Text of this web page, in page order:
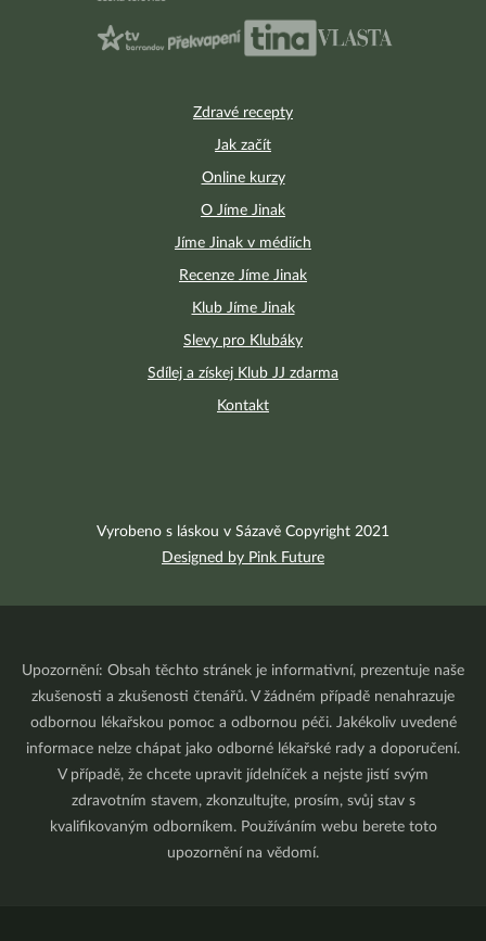
Zdravé recepty
Jak začít
Online kurzy
O Jíme Jinak
Jíme Jinak v médiích
Recenze Jíme Jinak
Klub Jíme Jinak
Slevy pro Klubáky
Sdílej a získej Klub JJ zdarma
Kontakt
Vyrobeno s láskou v Sázavě Copyright 2021
Designed by Pink Future
Upozornění: Obsah těchto stránek je informativní, prezentuje naše
zkušenosti a zkušenosti čtenářů. V žádném případě nenahrazuje
odbornou lékařskou pomoc a odbornou péči. Jakékoliv uvedené
informace nelze chápat jako odborné lékařské rady a doporučení.
V případě, že chcete upravit jídelníček a nejste jistí svým
zdravotním stavem, zkonzultujte, prosím, svůj stav s
kvalifikovaným odborníkem. Používáním webu berete toto
upozornění na vědomí.